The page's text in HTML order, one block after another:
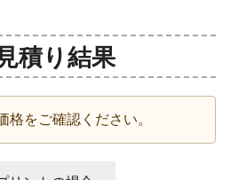
積り結果
格をご確認ください。